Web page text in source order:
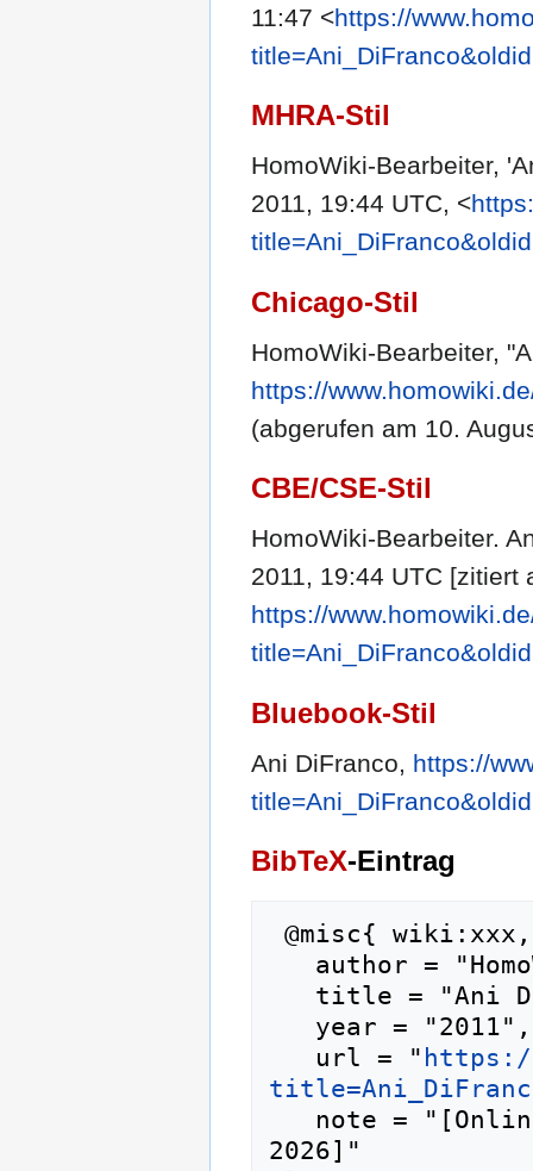
11:47 <https://
MHRA-Stil
HomoWiki-Bearbeiter,
2011, 19:44 UTC, <
Chicago-Stil
HomoWiki-Bearbeiter,
https://
(abgerufen am 10.
CBE/CSE-Stil
HomoWiki-Bearbeiter.
2011, 19:44 UTC [zitiert
https://
Bluebook-Stil
Ani DiFranco, https://
BibTeX-Eintrag
   url = "
https://
2026]"